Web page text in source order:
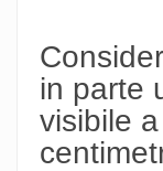
in parte
visibile